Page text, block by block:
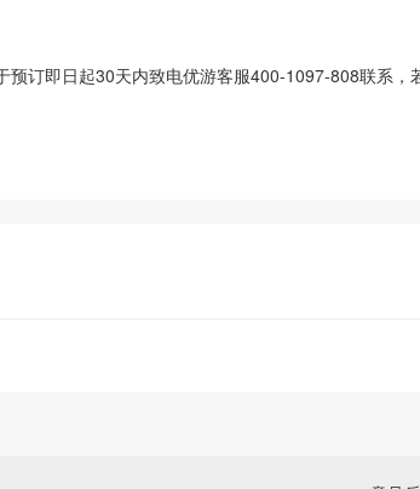
订即日起30天内致电优游客服400-1097-808联系，